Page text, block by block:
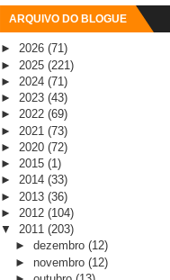
ARQUIVO DO BLOGUE
► 2026 (71)
► 2025 (221)
► 2024 (71)
► 2023 (43)
► 2022 (69)
► 2021 (73)
► 2020 (72)
► 2015 (1)
► 2014 (33)
► 2013 (36)
► 2012 (104)
▼ 2011 (203)
► dezembro (12)
► novembro (12)